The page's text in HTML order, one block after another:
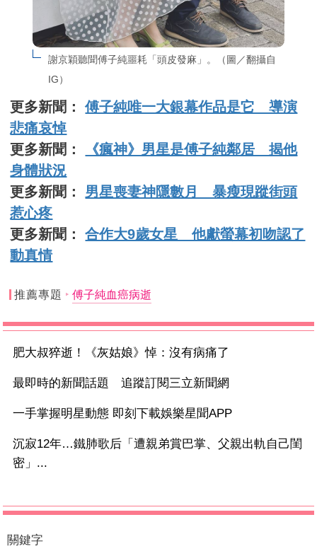
謝京穎聽聞傅子純噩耗「頭皮發麻」。（圖／翻攝自
IG）
更多新聞：傅子純唯一大銀幕作品是它 導演
悲痛哀悼
更多新聞：
《瘋神》男星是傅子純鄰居 揭他
身體狀況
更多新聞： 男星喪妻神隱數月 暴瘦現蹤街頭
惹心疼
更多新聞：合作大9歲女星 他獻螢幕初吻認了
動真情
推薦專題 傅子純血癌病逝
肥大叔猝逝！《灰姑娘》悼：沒有病痛了
最即時的新聞話題 追蹤訂閱三立新聞網
一手掌握明星動態 即刻下載娛樂星聞APP
沉寂12年…鐵肺歌后「遭親弟賞巴掌、父親出軌自己閨
密」...
關鍵字